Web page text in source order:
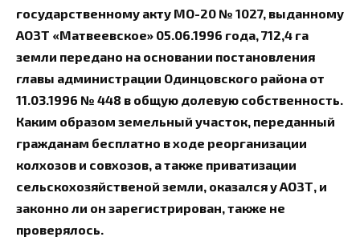
государственному акту МО-20 № 1027, выданному
АОЗТ «Матвеевское» 05.06.1996 года, 712,4 га
земли передано на основании постановления
главы администрации Одинцовского района от
11.03.1996 № 448 в общую долевую собственность.
Каким образом земельный участок, переданный
гражданам бесплатно в ходе реорганизации
колхозов и совхозов, а также приватизации
сельскохозяйственой земли, оказался у АОЗТ, и
законно ли он зарегистрирован, также не
проверялось.